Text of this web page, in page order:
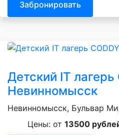
Забронировать
Детский IT лагерь
Невинномысск
Невинномысск, Бульвар
Цены: от 13500